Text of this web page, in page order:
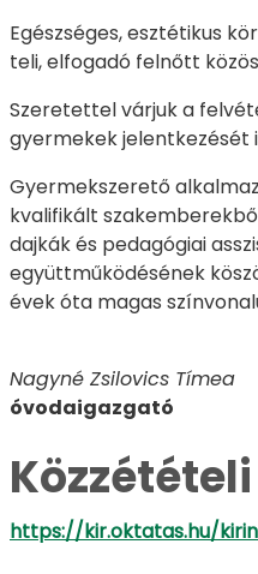
Egészséges, esztétikus
teli, elfogadó felnőtt
Szeretettel várjuk a
gyermekek jelentkezését
Gyermekszerető
kvalifikált
dajkák és pedagógiai
együttműködésének
évek óta magas
Nagyné Zsilovics Tímea
óvodaigazgató
https://kir.oktatas.hu/